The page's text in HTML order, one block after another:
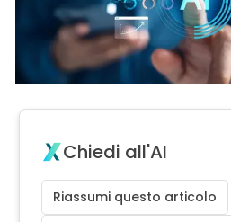
Chiedi all'AI
Riassumi questo articolo